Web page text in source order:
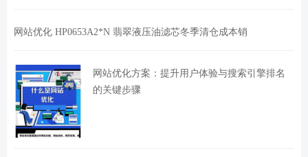
网站优化 HP0653A2*N 翡翠液压油滤芯冬季清仓成本销
网站优化方案：提升用户体验与搜索引擎排名
的关键步骤